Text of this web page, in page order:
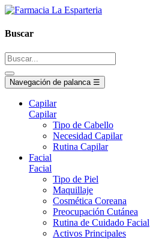
Buscar
Navegación de palanca ☰
Capilar
Capilar
Tipo de Cabello
Necesidad Capilar
Rutina Capilar
Facial
Facial
Tipo de Piel
Maquillaje
Cosmética Coreana
Preocupación Cutánea
Rutina de Cuidado Facial
Activos Principales